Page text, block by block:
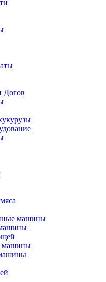
Догов
машины
машины